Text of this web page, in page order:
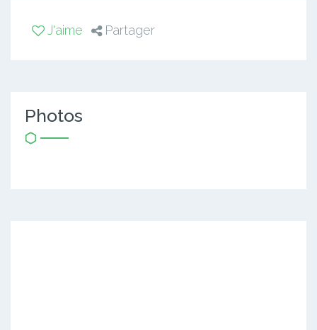
J'aime Partager
Photos